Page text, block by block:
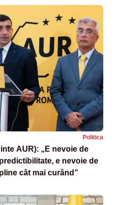
Politica
AUR): „E nevoie de
e nevoie de
cât mai curând”